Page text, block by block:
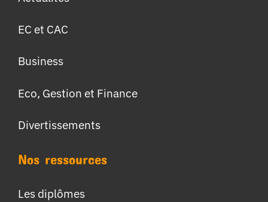
EC et CAC
Business
Eco, Gestion et Finance
Divertissements
Nos ressources
Les diplômes